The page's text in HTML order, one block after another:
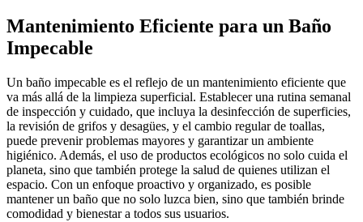
Mantenimiento Eficiente para un Baño
Impecable
Un baño impecable es el reflejo de un mantenimiento eficiente que
va más allá de la limpieza superficial. Establecer una rutina semanal
de inspección y cuidado, que incluya la desinfección de superficies,
la revisión de grifos y desagües, y el cambio regular de toallas,
puede prevenir problemas mayores y garantizar un ambiente
higiénico. Además, el uso de productos ecológicos no solo cuida el
planeta, sino que también protege la salud de quienes utilizan el
espacio. Con un enfoque proactivo y organizado, es posible
mantener un baño que no solo luzca bien, sino que también brinde
comodidad y bienestar a todos sus usuarios.